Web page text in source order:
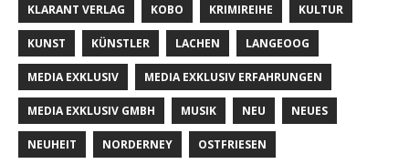
KLARANT VERLAG KOBO KRIMIREIHE KULTUR
KUNST KÜNSTLER LACHEN LANGEOOG
MEDIA EXKLUSIV MEDIA EXKLUSIV ERFAHRUNGEN
MEDIA EXKLUSIV GMBH MUSIK NEU NEUES
NEUHEIT NORDERNEY OSTFRIESEN